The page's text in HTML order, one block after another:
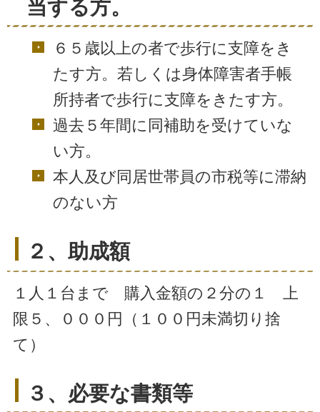
当する方。
６５歳以上の者で歩行に支障をき
たす方。若しくは身体障害者手帳
所持者で歩行に支障をきたす方。
過去５年間に同補助を受けていな
い方。
本人及び同居世帯員の市税等に滞納
のない方
２、助成額
１人１台まで 購入金額の２分の１ 上
限５、０００円（１００円未満切り捨
て）
３、必要な書類等